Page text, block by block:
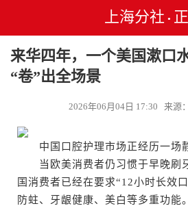
上海分社 •
来华四年，一个美国漱口
“卷”出全场景
2026年06月04日 17:30 来源
中国口腔护理市场正经历一场静
当欧美消费者仍习惯于早晚刷
国消费者已经在要求“12小时长效
防蛀、牙龈健康、美白等多重功能